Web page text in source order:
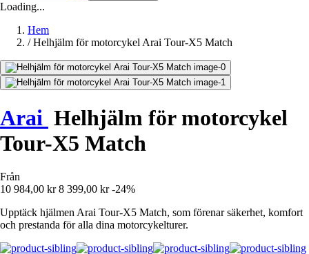
Loading...
Hem
/ Helhjälm för motorcykel Arai Tour-X5 Match
Arai Helhjälm för motorcykel
Tour-X5 Match
Från
10 984,00 kr 8 399,00 kr -24%
Upptäck hjälmen Arai Tour-X5 Match, som förenar säkerhet, komfort
och prestanda för alla dina motorcykelturer.